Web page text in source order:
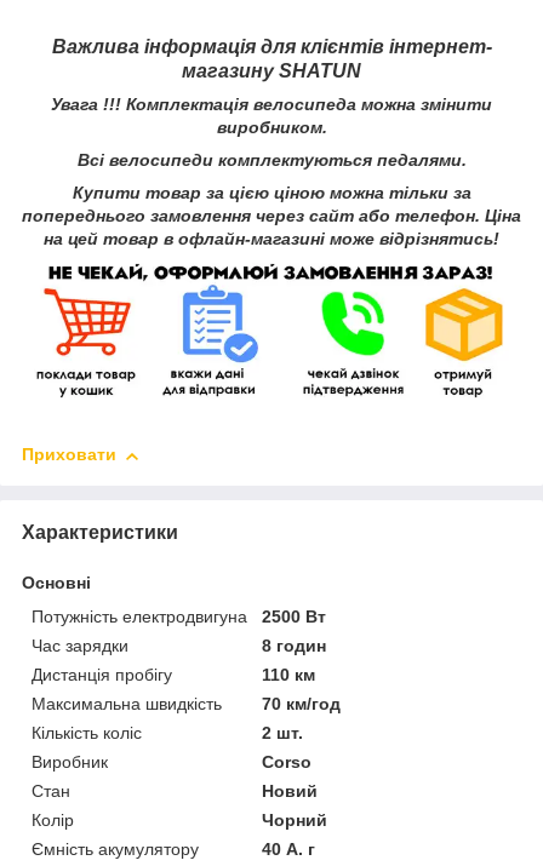
Важлива інформація для клієнтів інтернет-
магазину SHATUN
Увага !!! Комплектація велосипеда можна змінити
виробником.
Всі велосипеди комплектуються педалями.
Купити товар за цією ціною можна тільки за
попереднього замовлення через сайт або телефон. Ціна
на цей товар в офлайн-магазині може відрізнятись!
Приховати
Характеристики
Основні
Потужність електродвигуна
2500 Вт
Час зарядки
8 годин
Дистанція пробігу
110 км
Максимальна швидкість
70 км/год
Кількість коліс
2 шт.
Виробник
Corso
Стан
Новий
Колір
Чорний
Ємність акумулятору
40 А. г